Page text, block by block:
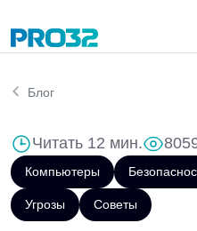
Блог
Читать 12 мин.
Компьютеры
Угрозы Советы